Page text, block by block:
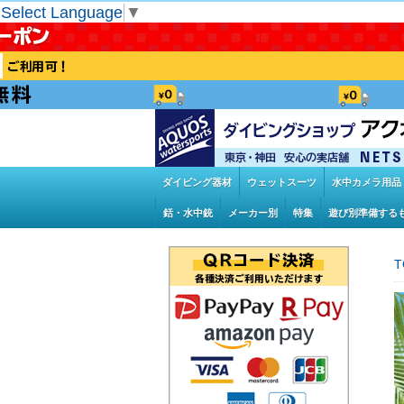
Select Language ▼
ダイビング器材 ウェットスーツ 水中カメラ用品
銛・水中銃 メーカー別 特集 遊び別準備する